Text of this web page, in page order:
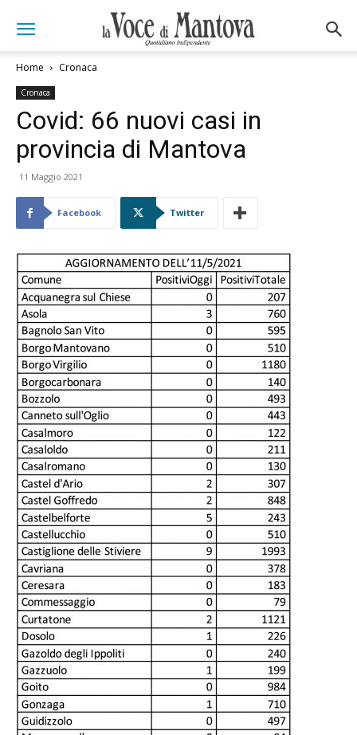
Home Cronaca
Cronaca
Covid: 66 nuovi casi in
provincia di Mantova
11 Maggio 2021
Facebook Twitter